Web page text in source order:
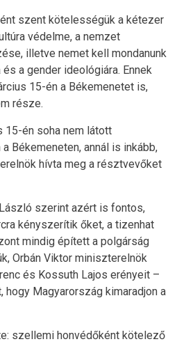
szent kötelességük a kétezer
védelme, a nemzet
illetve nemet kell mondanunk
a gender ideológiára. Ennek
15-én a Békemenetet is,
része.
15-én soha nem látott
Békemeneten, annál is inkább,
hívta meg a résztvevőket
szerint azért is fontos,
kényszerítik őket, a tizenhat
mindig épített a polgárság
Orbán Viktor miniszterelnök
és Kossuth Lajos erényeit –
hogy Magyarország kimaradjon a
szellemi honvédőként kötelező